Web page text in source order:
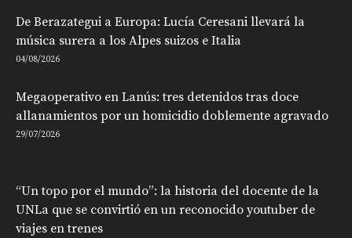
De Berazategui a Europa: Lucía Ceresani llevará la
música surera a los Alpes suizos e Italia
04/08/2026
Megaoperativo en Lanús: tres detenidos tras doce
allanamientos por un homicidio doblemente agravado
29/07/2026
“Un topo por el mundo”: la historia del docente de la
UNLa que se convirtió en un reconocido youtuber de
viajes en trenes